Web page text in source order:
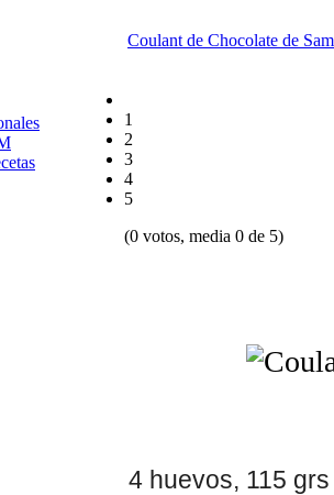
Coulant de Chocolate de
1
2
3
4
5
(0 votos, media 0 de 5)
4 huevos, 115